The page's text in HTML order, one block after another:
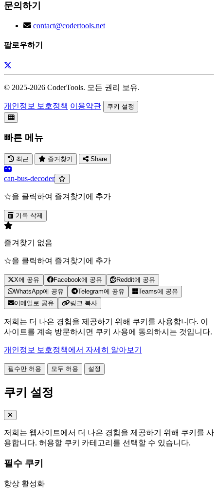
문의하기
contact@codertools.net
팔로우하기
© 2025-2026 CoderTools. 모든 권리 보유.
개인정보 보호정책 이용약관 쿠키 설정
빠른 메뉴
최근 즐겨찾기 Share
can-bus-decoder
☆을 클릭하여 즐겨찾기에 추가
기록 삭제
즐겨찾기 없음
☆을 클릭하여 즐겨찾기에 추가
X에 공유 Facebook에 공유
Reddit에 공유
WhatsApp에 공유
Telegram에 공유
Teams에 공유
이메일로 공유
링크 복사
저희는 더 나은 경험을 제공하기 위해 쿠키를 사용합니다. 이
사이트를 계속 방문하시면 쿠키 사용에 동의하시는 것입니다.
개인정보 보호정책에서 자세히 알아보기
필수만 허용 모두 허용 설정
쿠키 설정
저희는 웹사이트에서 더 나은 경험을 제공하기 위해 쿠키를 사
용합니다. 허용할 쿠키 카테고리를 선택할 수 있습니다.
필수 쿠키
항상 활성화